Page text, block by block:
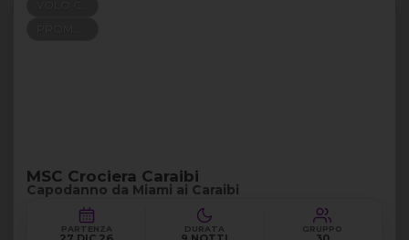
MSC Crociera Caraibi
Capodanno da Miami ai Caraibi
PARTENZA DURATA GRUPPO